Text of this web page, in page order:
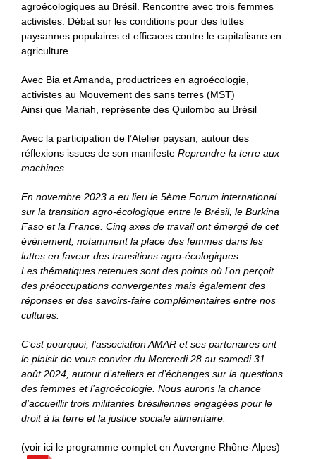
agroécologiques au Brésil. Rencontre avec trois femmes
activistes. Débat sur les conditions pour des luttes
paysannes populaires et efficaces contre le capitalisme en
agriculture.
Avec Bia et Amanda, productrices en agroécologie,
activistes au Mouvement des sans terres (MST)
Ainsi que Mariah, représente des Quilombo au Brésil
Avec la participation de l’Atelier paysan, autour des
réflexions issues de son manifeste Reprendre la terre aux
machines.
En novembre 2023 a eu lieu le 5ème Forum international
sur la transition agro-écologique entre le Brésil, le Burkina
Faso et la France. Cinq axes de travail ont émergé de cet
événement, notamment la place des femmes dans les
luttes en faveur des transitions agro-écologiques.
Les thématiques retenues sont des points où l’on perçoit
des préoccupations convergentes mais également des
réponses et des savoirs-faire complémentaires entre nos
cultures.
C’est pourquoi, l’association AMAR et ses partenaires ont
le plaisir de vous convier du Mercredi 28 au samedi 31
août 2024, autour d’ateliers et d’échanges sur la questions
des femmes et l’agroécologie. Nous aurons la chance
d’accueillir trois militantes brésiliennes engagées pour le
droit à la terre et la justice sociale alimentaire.
(voir ici le programme complet en Auvergne Rhône-Alpes)